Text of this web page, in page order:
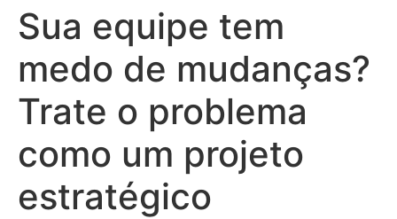
Sua equipe tem
medo de mudanças?
Trate o problema
como um projeto
estratégico